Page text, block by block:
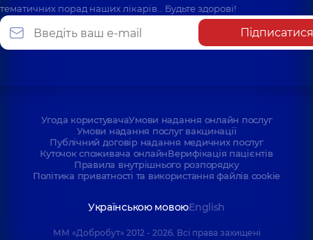
тематичних порад наших лікарів… Будьте здорові!
Підписатися
Угода користувачаУмови надання онлайн послуг
Умови надання послуг вакцинації
Публічний договір надання медичних послуг
Куточок споживача онлайнВерифікація пацієнтів
Правила внутрішнього розпорядку
Політика приватності та використання файлів cookie
Українською мовоюEnglish
ММ «Добробут» 2012 - 2026. Всі права захищені